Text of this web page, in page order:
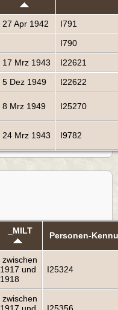
27 Apr 1942
I791
I790
17 Mrz 1943
I22621
5 Dez 1949 I22622
8 Mrz 1949 I25270
24 Mrz 1943 I9782
_MILT Personen-
zwischen
1917 und
1918
I25324
zwischen
1917 und
I25356